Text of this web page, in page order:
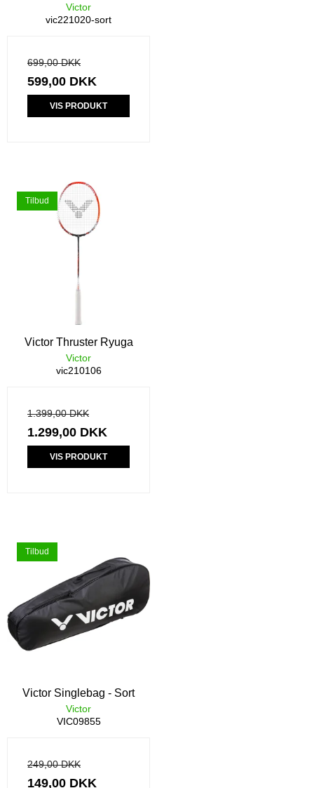
Victor
vic221020-sort
699,00 DKK
599,00 DKK
VIS PRODUKT
Tilbud
Victor Thruster Ryuga
Victor
vic210106
1.399,00 DKK
1.299,00 DKK
VIS PRODUKT
Tilbud
Victor Singlebag - Sort
Victor
VIC09855
249,00 DKK
149,00 DKK